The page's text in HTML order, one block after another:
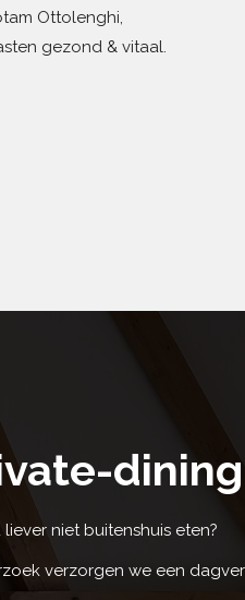
Ottolenghi,
gezond & vitaal.
dining
liever niet buitenshuis eten?
verzorgen we een